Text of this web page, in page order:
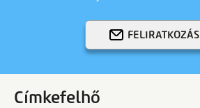
FELIRATKOZÁS
Címkefelhő